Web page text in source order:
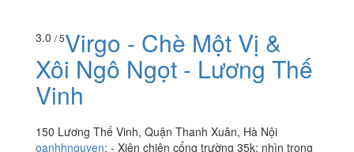
nhé
3.0/ 5 Virgo - Chè Một Vị &
Xôi Ngô Ngọt - Lương Thế